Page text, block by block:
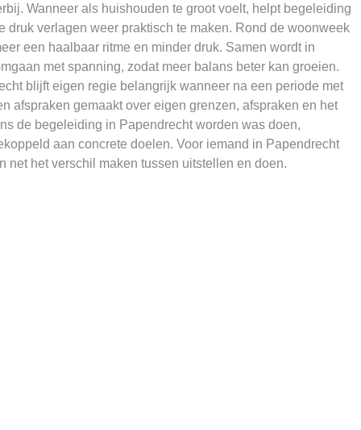
Wanneer als huishouden te groot voelt, helpt begeleiding
druk verlagen weer praktisch te maken. Rond de woonweek
een haalbaar ritme en minder druk. Samen wordt in
met spanning, zodat meer balans beter kan groeien.
blijft eigen regie belangrijk wanneer na een periode met
afspraken gemaakt over eigen grenzen, afspraken en het
de begeleiding in Papendrecht worden was doen,
aan concrete doelen. Voor iemand in Papendrecht
net het verschil maken tussen uitstellen en doen.